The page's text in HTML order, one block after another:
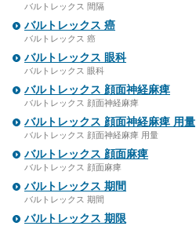
バルトレックス 間隔
バルトレックス 癌
バルトレックス 癌
バルトレックス 眼科
バルトレックス 眼科
バルトレックス 顔面神経麻痺
バルトレックス 顔面神経麻痺
バルトレックス 顔面神経麻痺 用量
バルトレックス 顔面神経麻痺 用量
バルトレックス 顔面麻痺
バルトレックス 顔面麻痺
バルトレックス 期間
バルトレックス 期間
バルトレックス 期限